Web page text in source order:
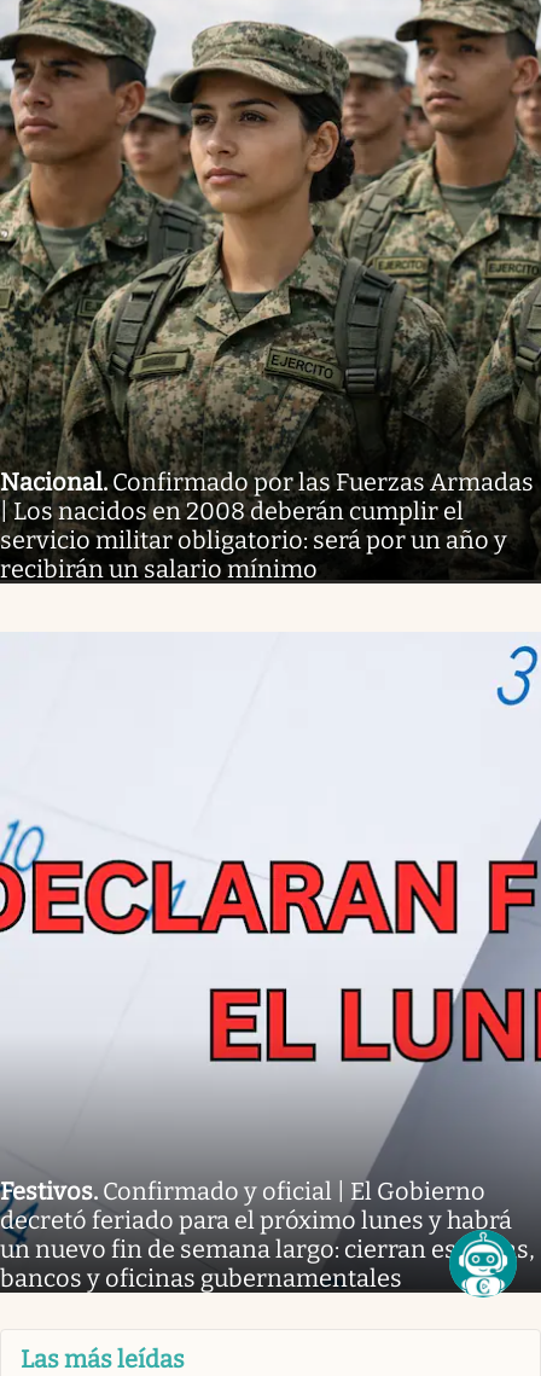
Nacional. Confirmado por las Fuerzas Armadas
| Los nacidos en 2008 deberán cumplir el
servicio militar obligatorio: será por un año y
recibirán un salario mínimo
Festivos. Confirmado y oficial | El Gobierno
decretó feriado para el próximo lunes y habrá
un nuevo fin de semana largo: cierran escuelas,
bancos y oficinas gubernamentales
Las más leídas